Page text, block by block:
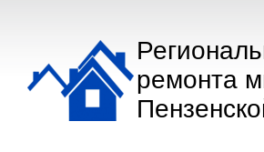
ремонта